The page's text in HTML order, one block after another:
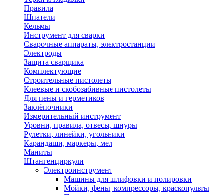
Правила
Шпатели
Кельмы
Инструмент для сварки
Сварочные аппараты, электростанции
Электроды
Защита сварщика
Комплектующие
Строительные пистолеты
Клеевые и скобозабивные пистолеты
Для пены и герметиков
Заклёпочники
Измерительный инструмент
Уровни, правила, отвесы, шнуры
Рулетки, линейки, угольники
Карандаши, маркеры, мел
Маниты
Штангенциркули
Электроинструмент
Машины для шлифовки и полировки
Мойки, фены, компрессоры, краскопульты